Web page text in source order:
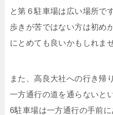
と第６駐車場は広い場所で
歩きが苦ではない方は初め
にとめても良いかもしれま
また、高良大社への行き帰
一方通行の道を通らないと
6駐車場は一方通行の手前に